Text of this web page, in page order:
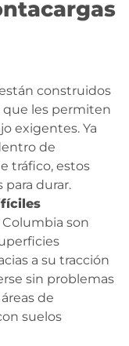
construidos
que les permiten
exigentes. Ya
de
tráfico, estos
durar.
son
a su tracción
sin problemas
de
suelos